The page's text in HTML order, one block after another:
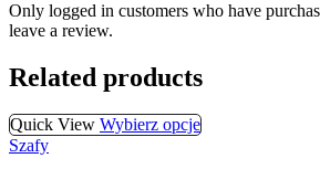
Only logged in customers who have
leave a review.
Related products
Quick View Wybierz opcje
Szafy